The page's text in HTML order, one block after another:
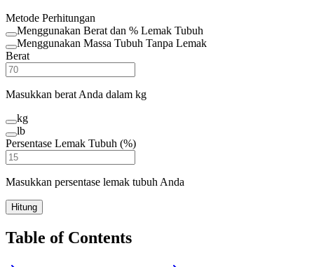
Metode Perhitungan
Menggunakan Berat dan % Lemak Tubuh
Menggunakan Massa Tubuh Tanpa Lemak
Berat
Masukkan berat Anda dalam kg
kg
lb
Persentase Lemak Tubuh (%)
Masukkan persentase lemak tubuh Anda
Hitung
Table of Contents